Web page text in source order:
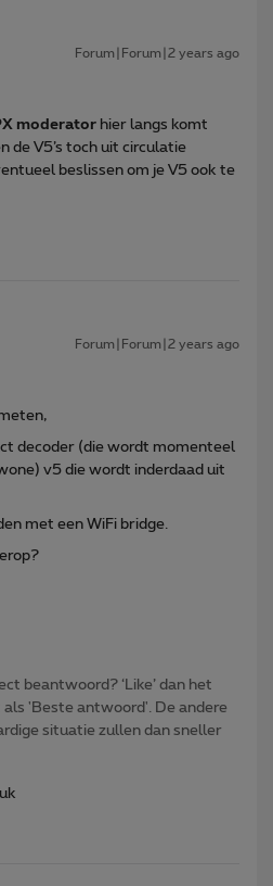
Forum|Forum|2 years ago
moderator hier langs komt
de V5’s toch uit circulatie
beslissen om je V5 ook te
Forum|Forum|2 years ago
decoder (die wordt momenteel
v5 die wordt inderdaad uit
met een WiFi bridge.
beantwoord? ‘Like’ dan het
'Beste antwoord'. De andere
situatie zullen dan sneller